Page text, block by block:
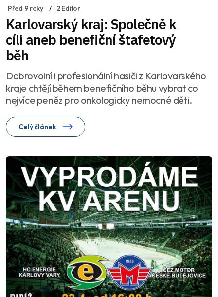
Před 9 roky 2 Editor
Karlovarský kraj: Společně k
cíli aneb benefiční štafetový
běh
Dobrovolní i profesionální hasiči z Karlovarského
kraje chtějí během benefičního běhu vybrat co
nejvíce peněz pro onkologicky nemocné děti.
Celý článek